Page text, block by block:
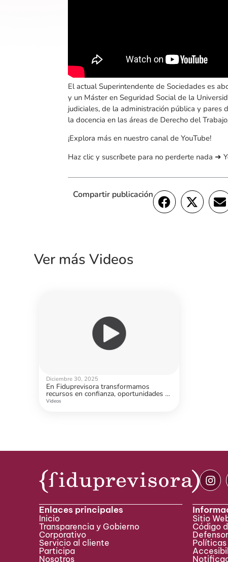
El actual Superintendente de Sociedades es
y un Máster en Seguridad Social de la
judiciales, de la administración pública y pares
la docencia en las áreas de Derecho del
¡Explora más en nuestro canal de YouTube!
Haz clic y suscríbete para no perderte nada ➜
Compartir publicación
Ver más Videos
Diciembre 30, 2025
En Fiduprevisora transformamos
recursos en confianza, oportunidades y
bienestar.
Videos
Enlaces principales
Inicio
Transparencia y Gobierno
Corporativo
Servicio al cliente
Participa ​
Nosotros
Sitio
Código
Políticas